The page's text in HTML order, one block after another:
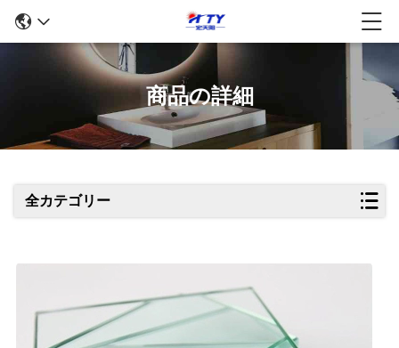
商品の詳細
全カテゴリー